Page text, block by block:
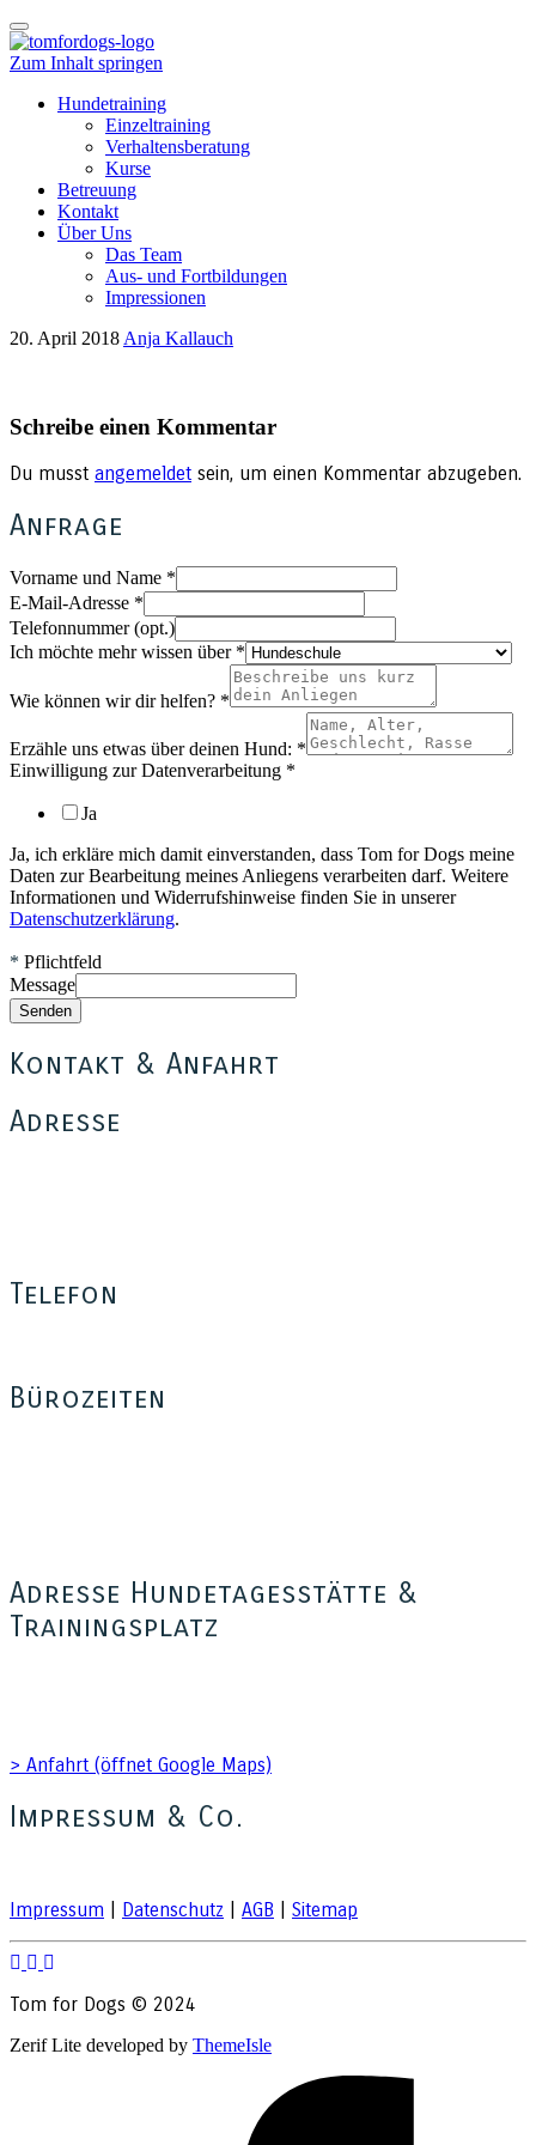
Schalte
Navigation
Zum Inhalt springen
Hundetraining
Einzeltraining
Verhaltensberatung
Kurse
Betreuung
Kontakt
Über Uns
Das Team
Aus- und Fortbildungen
Impressionen
20. April 2018 Anja Kallauch
Schreibe einen Kommentar
Du musst angemeldet sein, um einen Kommentar abzugeben.
Anfrage
Vorname und Name *
E-Mail-Adresse *
Telefonnummer (opt.)
Ich möchte mehr wissen über *
Wie können wir dir helfen? *
Erzähle uns etwas über deinen Hund: *
Einwilligung zur Datenverarbeitung *
Ja
Ja, ich erkläre mich damit einverstanden, dass Tom for Dogs meine
Daten zur Bearbeitung meines Anliegens verarbeiten darf. Weitere
Informationen und Widerrufshinweise finden Sie in unserer
Datenschutzerklärung.
* Pflichtfeld
Message
Senden
Kontakt & Anfahrt
Adresse
Telefon
Bürozeiten
Adresse Hundetagesstätte &
Trainingsplatz
> Anfahrt (öffnet Google Maps)
Impressum & Co.
Impressum Datenschutz AGB Sitemap
Tom for Dogs © 2024
Zerif Lite developed by ThemeIsle